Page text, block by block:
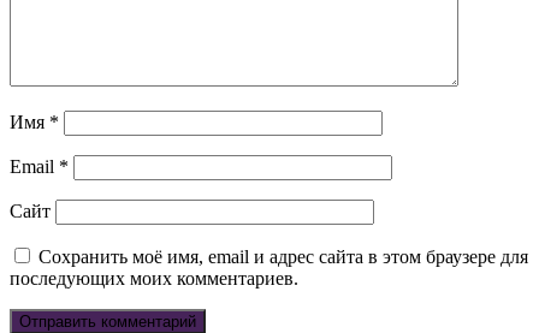
Имя *
Email *
Сайт
Сохранить моё имя, email и адрес сайта в этом браузере для
последующих моих комментариев.